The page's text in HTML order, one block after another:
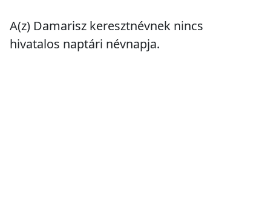
A(z) Damarisz keresztnévnek nincs
hivatalos naptári névnapja.